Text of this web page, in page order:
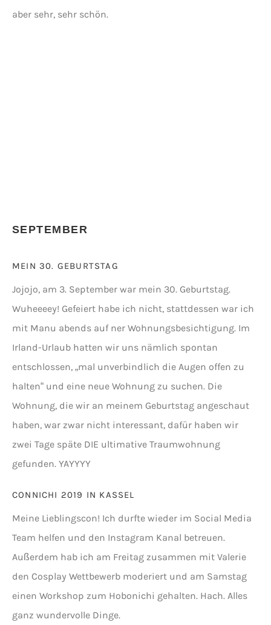
aber sehr, sehr schön.
SEPTEMBER
MEIN 30. GEBURTSTAG
Jojojo, am 3. September war mein 30. Geburtstag.
Wuheeeey! Gefeiert habe ich nicht, stattdessen war ich
mit Manu abends auf ner Wohnungsbesichtigung. Im
Irland-Urlaub hatten wir uns nämlich spontan
entschlossen, „mal unverbindlich die Augen offen zu
halten“ und eine neue Wohnung zu suchen. Die
Wohnung, die wir an meinem Geburtstag angeschaut
haben, war zwar nicht interessant, dafür haben wir
zwei Tage späte DIE ultimative Traumwohnung
gefunden. YAYYYY
CONNICHI 2019 IN KASSEL
Meine Lieblingscon! Ich durfte wieder im Social Media
Team helfen und den Instagram Kanal betreuen.
Außerdem hab ich am Freitag zusammen mit Valerie
den Cosplay Wettbewerb moderiert und am Samstag
einen Workshop zum Hobonichi gehalten. Hach. Alles
ganz wundervolle Dinge.